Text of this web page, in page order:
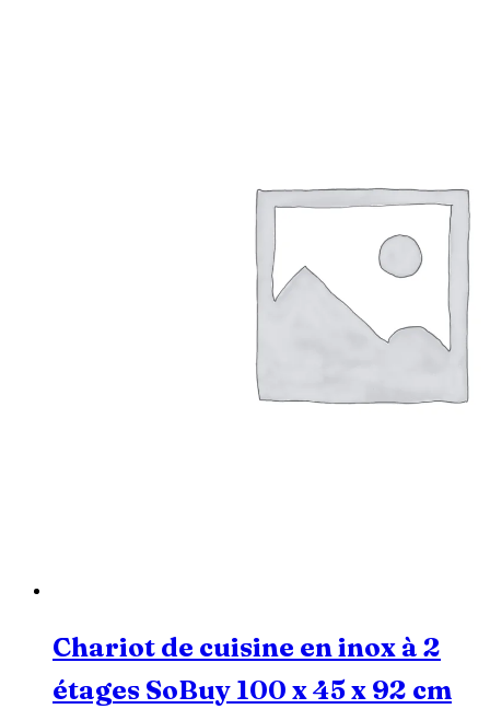
Chariot de cuisine en inox à 2
étages SoBuy 100 x 45 x 92 cm